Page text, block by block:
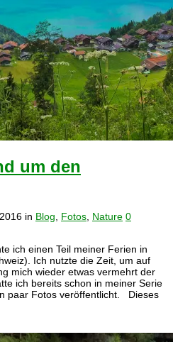
um den
in Blog Fotos Nature 0
ich einen Teil meiner Ferien in
Ich nutzte die Zeit, um auf
mich wieder etwas vermehrt der
ich bereits schon in meiner Serie
paar Fotos veröffentlicht. Dieses